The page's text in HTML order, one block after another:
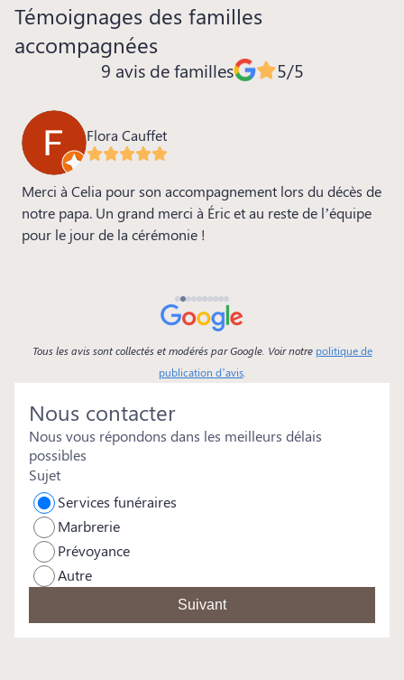
Témoignages des familles
accompagnées
9 avis de familles 5/5
Flora Cauffet
Merci à Celia pour son accompagnement lors du décès de
notre papa. Un grand merci à Éric et au reste de l’équipe
pour le jour de la cérémonie !
Tous les avis sont collectés et modérés par Google. Voir notre politique de
publication d’avis.
Nous contacter
Nous vous répondons dans les meilleurs délais
possibles
Sujet
Services funéraires
Marbrerie
Prévoyance
Autre
Suivant